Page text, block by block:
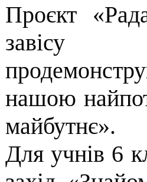
Проєкт
завісу
нашою
майбутнє».
Для учнів 6